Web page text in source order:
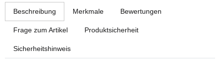
Beschreibung Merkmale Bewertungen
Frage zum Artikel Produktsicherheit
Sicherheitshinweis